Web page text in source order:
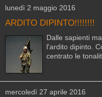
lunedì 2 maggio 2016
ARDITO DIPINTO!!!!!!!!
Dalle sapienti
l'ardito dipinto.
centrato le
mercoledì 27 aprile 2016